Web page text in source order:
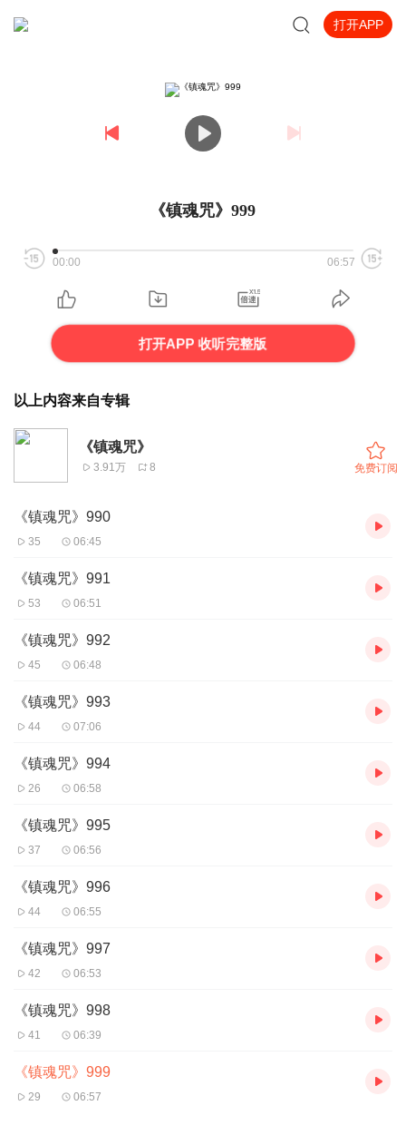
打开APP
《镇魂咒》999
00:00 06:57
打开APP 收听完整版
以上内容来自专辑
《镇魂咒》
3.91万 8 免费订阅
《镇魂咒》990
35 06:45
《镇魂咒》991
53 06:51
《镇魂咒》992
45 06:48
《镇魂咒》993
44 07:06
《镇魂咒》994
26 06:58
《镇魂咒》995
37 06:56
《镇魂咒》996
44 06:55
《镇魂咒》997
42 06:53
《镇魂咒》998
41 06:39
《镇魂咒》999
29 06:57